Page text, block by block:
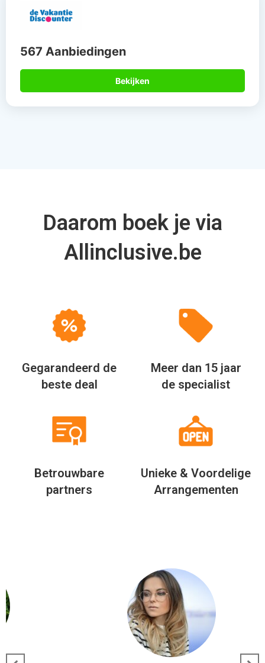
567 Aanbiedingen
Bekijken
Daarom boek je via
Allinclusive.be
Gegarandeerd de
beste deal
Meer dan 15 jaar
de specialist
Betrouwbare
partners
Unieke & Voordelige
Arrangementen